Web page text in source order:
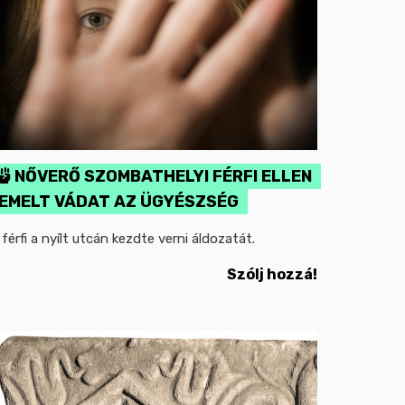
NŐVERŐ SZOMBATHELYI FÉRFI ELLEN
VÁDAT AZ ÜGYÉSZSÉG
a nyílt utcán kezdte verni áldozatát.
Szólj hozzá!